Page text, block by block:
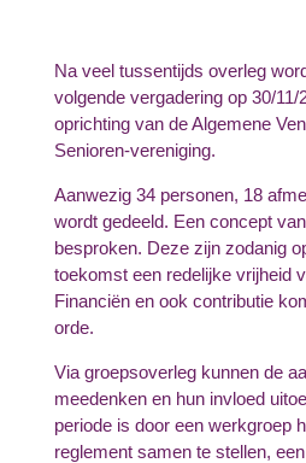
Na veel tussentijds overleg
volgende vergadering op 30/11/
oprichting van de Algemene
Senioren-vereniging.
Aanwezig 34 personen, 18
wordt gedeeld. Een concept
besproken. Deze zijn zodanig
toekomst een redelijke vrijheid
Financiën en ook contributie
orde.
Via groepsoverleg kunnen de
meedenken en hun invloed
periode is door een werkgroep
reglement samen te stellen,